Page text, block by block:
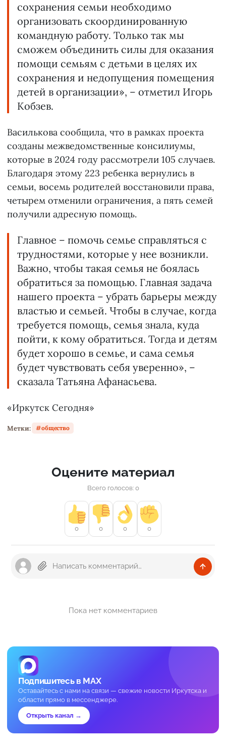
сохранения семьи необходимо
организовать скоординированную
командную работу. Только так мы
сможем объединить силы для оказания
помощи семьям с детьми в целях их
сохранения и недопущения помещения
детей в организации», – отметил Игорь
Кобзев.
Василькова сообщила, что в рамках проекта
созданы межведомственные консилиумы,
которые в 2024 году рассмотрели 105 случаев.
Благодаря этому 223 ребенка вернулись в
семьи, восемь родителей восстановили права,
четырем отменили ограничения, а пять семей
получили адресную помощь.
Главное – помочь семье справляться с
трудностями, которые у нее возникли.
Важно, чтобы такая семья не боялась
обратиться за помощью. Главная задача
нашего проекта – убрать барьеры между
властью и семьей. Чтобы в случае, когда
требуется помощь, семья знала, куда
пойти, к кому обратиться. Тогда и детям
будет хорошо в семье, и сама семья
будет чувствовать себя уверенно», –
сказала Татьяна Афанасьева.
«Иркутск Сегодня»
Метки: общество
Оцените материал
Всего голосов: 0
0 0 0 0
Пока нет комментариев
Подпишитесь в MAX
Оставайтесь с нами на связи — свежие новости Иркутска и
области прямо в мессенджере.
Открыть канал →